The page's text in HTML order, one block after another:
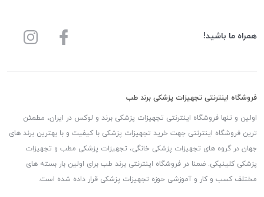
همراه ما باشید!
فروشگاه اینترنتی تجهیزات پزشکی برند طب
اولین و تنها فروشگاه اینترنتی تجهیزات پزشکی برند و لوکس در ایران، مطمئن
ترین فروشگاه اینترنتی جهت خرید تجهیزات پزشکی با کیفیت و با بهترین برند های
جهان در گروه های تجهیزات پزشکی خانگی، تجهیزات پزشکی مطب و تجهیزات
پزشکی کلینیکی. ضمنا در فروشگاه اینترنتی برند طب برای اولین بار بسته های
مختلف کسب و کار و آموزشی حوزه تجهیزات پزشکی قرار داده شده است.